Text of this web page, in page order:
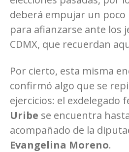
deberá empujar un poco
para afianzarse ante los
CDMX, que recuerdan
Por cierto, esta misma
confirmó algo que se
ejercicios: el exdelegado
Uribe se encuentra
acompañado de la
Evangelina Moreno.